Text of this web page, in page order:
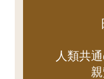
人類共